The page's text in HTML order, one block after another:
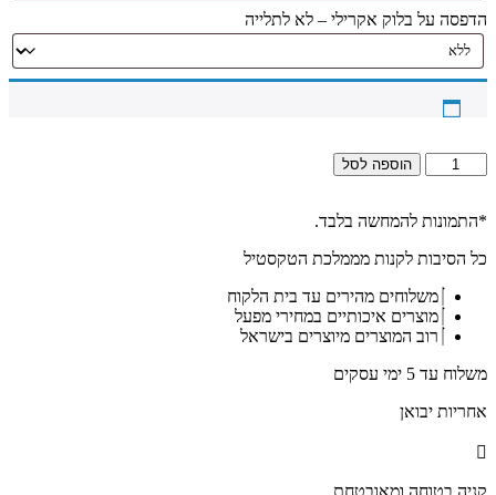
הדפסה על בלוק אקרילי – לא לתלייה
כמות
של
-
מזמור
מעוצבת
בשחור
סמל
שלי
קנבס
הוספה לסל
*התמונות להמחשה בלבד.
כל הסיבות לקנות מממלכת הטקסטיל
משלוחים מהירים עד בית הלקוח
מוצרים איכותיים במחירי מפעל
רוב המוצרים מיוצרים בישראל
משלוח עד 5 ימי עסקים
אחריות יבואן
קניה בטוחה ומאובטחת